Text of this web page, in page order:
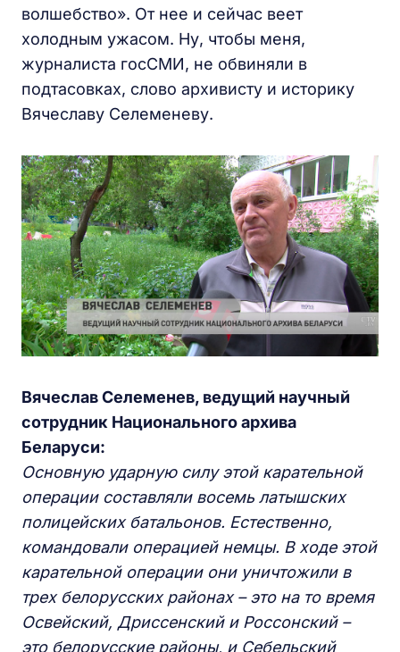
волшебство». От нее и сейчас веет
холодным ужасом. Ну, чтобы меня,
журналиста госСМИ, не обвиняли в
подтасовках, слово архивисту и историку
Вячеславу Селеменеву.
Вячеслав Селеменев, ведущий научный
сотрудник Национального архива
Беларуси:
Основную ударную силу этой карательной
операции составляли восемь латышских
полицейских батальонов. Естественно,
командовали операцией немцы. В ходе этой
карательной операции они уничтожили в
трех белорусских районах – это на то время
Освейский, Дриссенский и Россонский –
это белорусские районы, и Себельский